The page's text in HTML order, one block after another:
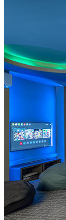
rodzinna
dla dzieci i
plaża Brulo
skalistymi
Play Zone
zabawkami i
stoły
planszowe i
zabaw
Game